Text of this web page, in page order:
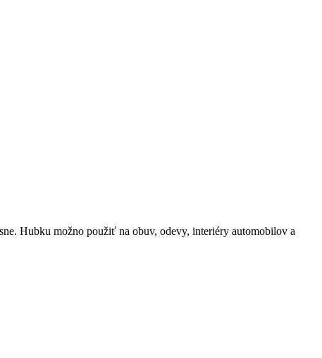
Hubku možno použiť na obuv, odevy, interiéry automobilov a